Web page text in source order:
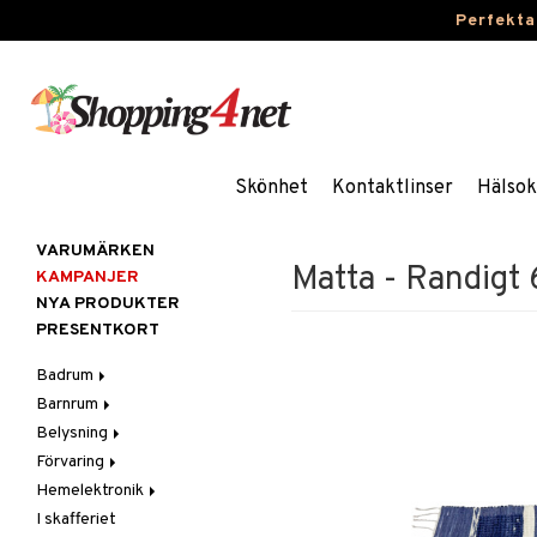
Skönhet Kontaktlinser
Matta - Randigt
VARUMÄRKEN
KAMPANJER
NYA PRODUKTER
PRESENTKORT
Badrum
Badrumsinredning
Badrumstextilier
Badrumstillbehör
Barnrum
Barnlampor
Barnmöbler
Barnrumsdekoration
Barnrumsförvaring
Belysning
Belysningstillbehör
Lampor
Bordslampor
LED-ljus
Förvaring
Hängare & krokar
Hyllor
Hemelektronik
Ljud
I skafferiet